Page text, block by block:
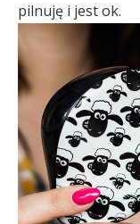
pilnuję i jest ok.